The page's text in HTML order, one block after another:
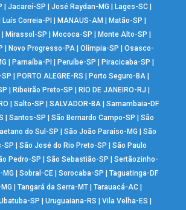
Jacareí-SP José Raydan-MG Lages-SC|
Luís Correia-PI MANAUS-AM Matão-SP
Mirassol-SP Mococa-SP Monte Alto-SP
Novo Progresso-PA |Olímpia-SP |Osasco-
Parnaíba-PI Peruíbe-SP Piracicaba-SP
PORTO ALEGRE-RS Porto Seguro-BA
Ribeirão Preto-SP RIO DE JANEIRO-RJ
Salto-SP SALVADOR-BA| Samambaia-DF
|Santos-SP |São Bernardo Campo-SP |São
do Sul-SP |São João Paraíso-MG |São
SP
|São José do Rio Preto-SP |São Paulo
Pedro-SP |São Sebastião-SP |Sertãozinho-
MG |Sobral-CE |Sorocaba-SP |Taguatinga-DF
Tangará da Serra-MT| Tarauacá-AC|
SP |Uruguaiana-RS |Vila Velha-ES